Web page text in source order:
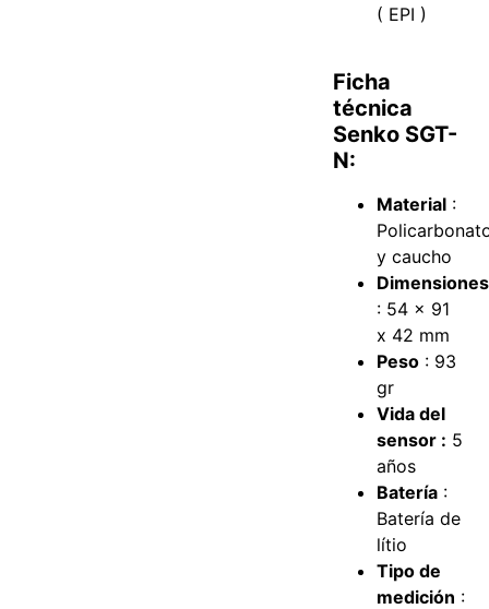
( EPI )
Ficha
técnica
Senko SGT-
N:
Material :
y caucho
Dimensiones
: 54 x 91
x 42 mm
Peso : 93
gr
Vida del
sensor : 5
años
Batería :
Batería de
lítio
Tipo de
medición :